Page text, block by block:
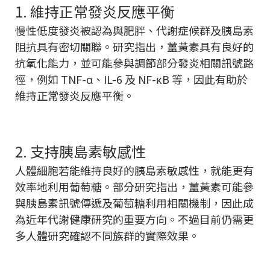
1. 維持正常發炎反應平衡
慢性低度發炎被認為與肥胖、代謝症候群及胰島素
阻抗具有密切關聯。研究指出，薑黃素具有良好的
抗氧化能力，並可能參與調節部分發炎相關訊號路
徑，例如 TNF-α、IL-6 及 NF-κB 等，因此有助於
維持正常發炎反應平衡。
2. 支持胰島素敏感性
人體細胞若能維持良好的胰島素敏感性，就能更有
效率地利用葡萄糖。部分研究指出，薑黃素可能參
與胰島素訊號傳遞及葡萄糖利用相關機制，因此成
為近年代謝健康研究的重要方向。不過目前仍需更
多人體研究確認不同族群的實際效果。